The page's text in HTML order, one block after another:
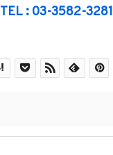
TEL : 03-3582-3281